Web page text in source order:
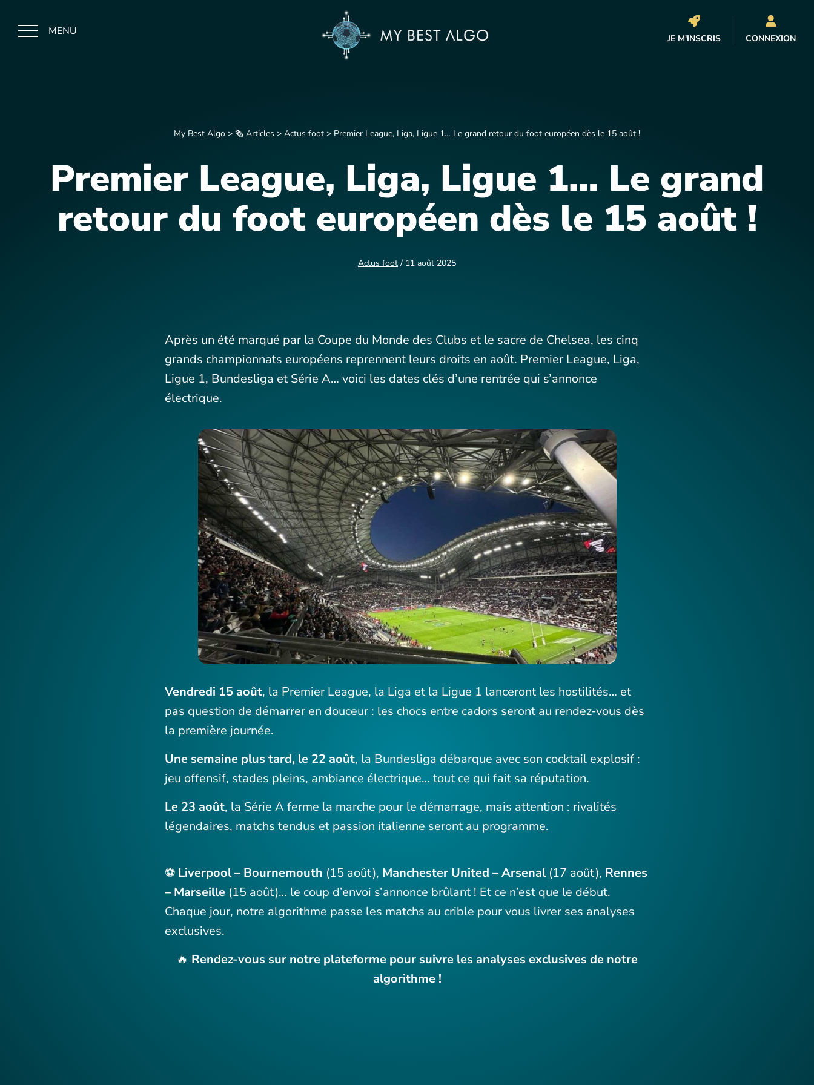
MENU
JE M'INSCRIS CONNEXION
My Best Algo > 🗞️ Articles > Actus foot > Premier League, Liga, Ligue 1… Le grand retour du foot européen dès le 15 août !
Premier League, Liga, Ligue 1… Le grand
retour du foot européen dès le 15 août !
Actus foot/ 11 août 2025
Après un été marqué par la Coupe du Monde des Clubs et le sacre de Chelsea, les cinq
grands championnats européens reprennent leurs droits en août. Premier League, Liga,
Ligue 1, Bundesliga et Série A… voici les dates clés d’une rentrée qui s’annonce
électrique.
Vendredi 15 août, la Premier League, la Liga et la Ligue 1 lanceront les hostilités… et
pas question de démarrer en douceur : les chocs entre cadors seront au rendez-vous dès
la première journée.
Une semaine plus tard, le 22 août, la Bundesliga débarque avec son cocktail explosif :
jeu offensif, stades pleins, ambiance électrique… tout ce qui fait sa réputation.
Le 23 août, la Série A ferme la marche pour le démarrage, mais attention : rivalités
légendaires, matchs tendus et passion italienne seront au programme.
⚽ Liverpool – Bournemouth (15 août), Manchester United – Arsenal(17 août), Rennes
– Marseille (15 août)… le coup d’envoi s’annonce brûlant ! Et ce n’est que le début.
Chaque jour, notre algorithme passe les matchs au crible pour vous livrer ses analyses
exclusives.
🔥 Rendez-vous sur notre plateforme pour suivre les analyses exclusives de notre
algorithme !